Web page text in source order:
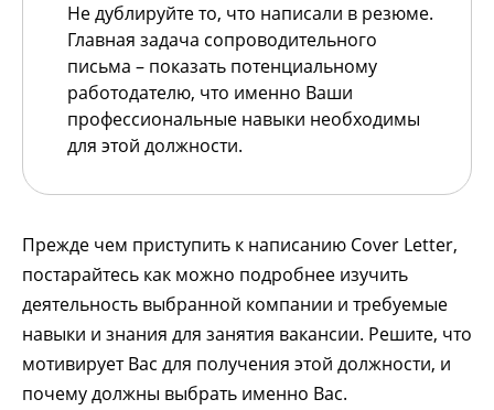
Не дублируйте то, что написали в резюме.
Главная задача сопроводительного
письма – показать потенциальному
работодателю, что именно Ваши
профессиональные навыки необходимы
для этой должности.
Прежде чем приступить к написанию Cover Letter,
постарайтесь как можно подробнее изучить
деятельность выбранной компании и требуемые
навыки и знания для занятия вакансии. Решите, что
мотивирует Вас для получения этой должности, и
почему должны выбрать именно Вас.